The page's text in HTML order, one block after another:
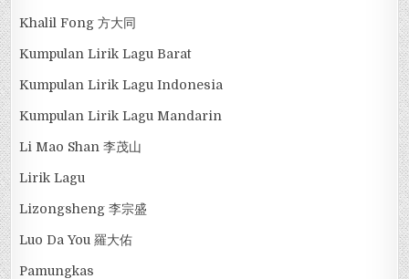
Khalil Fong 方大同
Kumpulan Lirik Lagu Barat
Kumpulan Lirik Lagu Indonesia
Kumpulan Lirik Lagu Mandarin
Li Mao Shan 李茂山
Lirik Lagu
Lizongsheng 李宗盛
Luo Da You 羅大佑
Pamungkas